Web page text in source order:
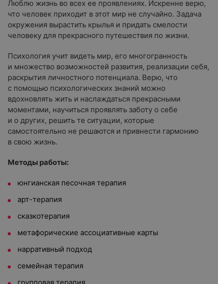
Люблю жизнь во всех ее проявлениях. Искренне верю,
что человек приходит в этот мир не случайно. Задача
окружения вырастить крылья и придать смелости
человеку для прекрасного путешествия по жизни.
Психология учит видеть мир, его многогранность
и множество возможностей развития, реализации себя,
раскрытия личностного потенциала. Верю, что
с помощью психологических знаний можно
вдохновлять жить и наслаждаться прекрасными
моментами, научиться проявлять заботу о себе
и о других, решить те ситуации, которые
самостоятельно не решаются и привнести гармонию
в свою жизнь.
Методы работы:
юнгианская песочная терапия
арт-терапия
сказкотерапия
метафорические ассоциативные карты
нарративный подход
семейная терапия